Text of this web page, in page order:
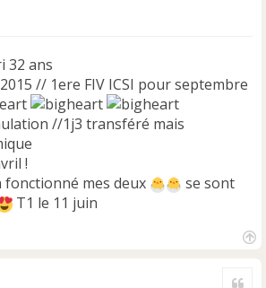
32 ans
// 1ere FIV ICSI pour septembre
//1j3 transféré mais
!
fonctionné mes deux
se sont
T1 le 11 juin